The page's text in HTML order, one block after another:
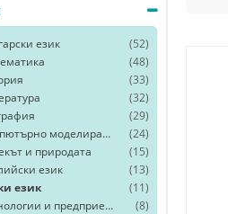
език
(52)
(48)
(33)
(32)
(29)
моделиране и информационни технологии
(24)
и природата
(15)
език
(13)
език
(11)
и предприемачество
(8)